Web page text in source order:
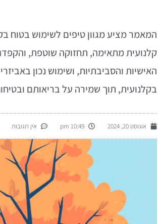
המאמר מציע מגוון טיפים לשימוש בטוח
קלנועית מתאימה, תחזוקה שוטפת,
האישיות והסביבתיות, ושימוש נכון
בקלנועית, תוך שמירה על בריאותם
אוגוסט 20, 2024 10:49 pm אין תגובות